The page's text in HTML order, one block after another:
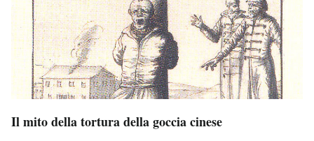
Il mito della tortura della goccia cinese